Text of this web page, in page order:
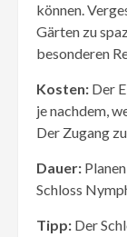
können.
Gärten zu
besonderen
Kosten: Der
je nachdem,
Der Zugang
Dauer:
Schloss
Tipp: Der